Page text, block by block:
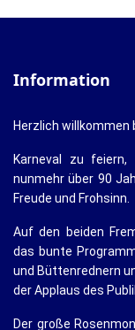
Information
Herzlich willkommen
Karneval zu
nunmehr über 90
Freude und Frohsinn.
Auf den beiden
das bunte
und Büttenrednern
der Applaus des
Der große